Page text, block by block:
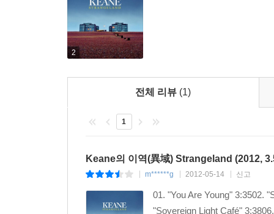
2
전체 리뷰 (1)
1
Keane의 이역(異域) Strangeland (2012,
m******g 2012-05-14 신고
01. "You Are Young" 3:3502.
"Sovereign Light Café"